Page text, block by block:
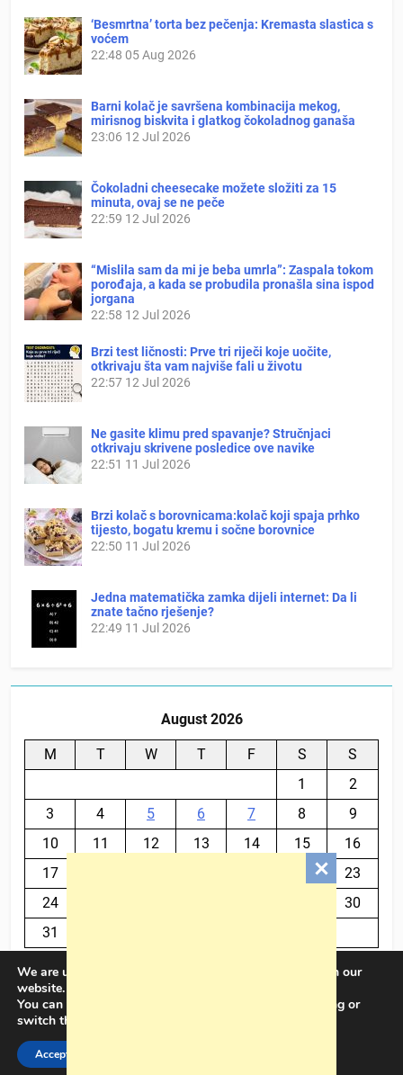
‘Besmrtna’ torta bez pečenja: Kremasta slastica s
voćem
22:48 05 Aug 2026
Barni kolač je savršena kombinacija mekog,
mirisnog biskvita i glatkog čokoladnog ganaša
23:06 12 Jul 2026
Čokoladni cheesecake možete složiti za 15
minuta, ovaj se ne peče
22:59 12 Jul 2026
“Mislila sam da mi je beba umrla”: Zaspala tokom
porođaja, a kada se probudila pronašla sina ispod
jorgana
22:58 12 Jul 2026
Brzi test ličnosti: Prve tri riječi koje uočite,
otkrivaju šta vam najviše fali u životu
22:57 12 Jul 2026
Ne gasite klimu pred spavanje? Stručnjaci
otkrivaju skrivene posledice ove navike
22:51 11 Jul 2026
Brzi kolač s borovnicama:kolač koji spaja prhko
tijesto, bogatu kremu i sočne borovnice
22:50 11 Jul 2026
Jedna matematička zamka dijeli internet: Da li
znate tačno rješenje?
22:49 11 Jul 2026
August 2026
M T W T F S
S
1
2
3
4 5 6 7 8
9
10
11 12 13 14 15
16
17
23
24
30
31
BalkanPlus 2024© Powered By
We are using cookies to give you the best experience on our
website.
You can find out more about which cookies we are using or
switch them off in
Accept